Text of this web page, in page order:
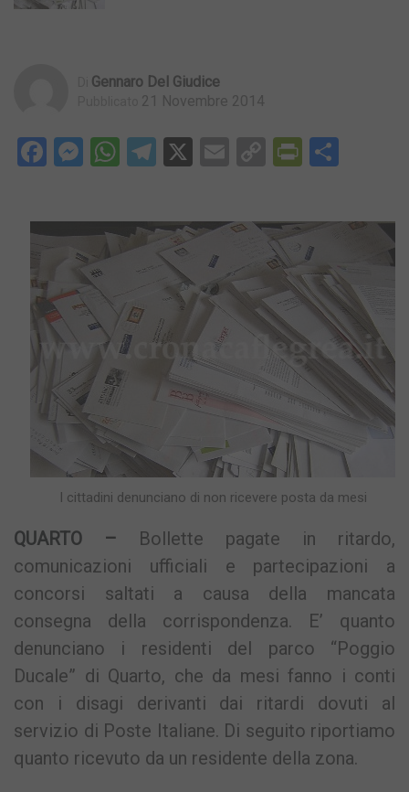
Gennaro Del Giudice
21 Novembre 2014
Facebook
Messenger
WhatsApp
Telegram
X EmailCopy
I cittadini denunciano di non ricevere posta da mesi
QUARTO – Bollette pagate in ritardo,
comunicazioni ufficiali e partecipazioni a
concorsi saltati a causa della mancata
consegna della corrispondenza. E’ quanto
denunciano i residenti del parco “Poggio
Ducale” di Quarto, che da mesi fanno i conti
con i disagi derivanti dai ritardi dovuti al
servizio di Poste Italiane. Di seguito riportiamo
quanto ricevuto da un residente della zona.